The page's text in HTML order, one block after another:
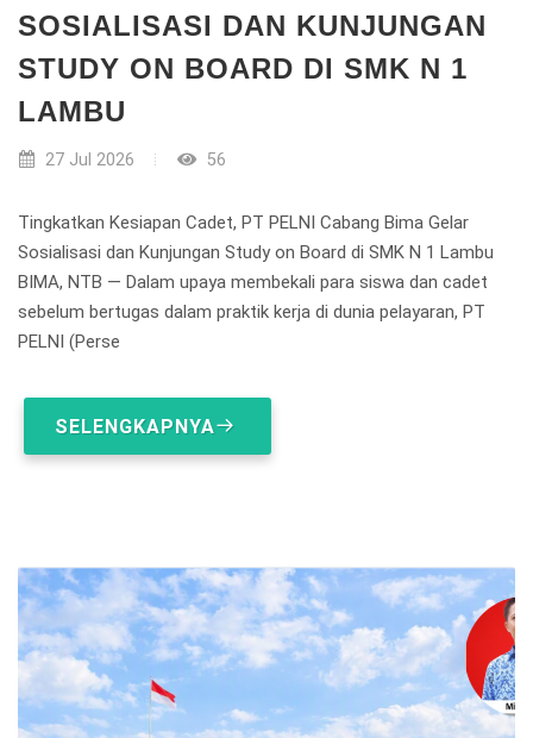
SOSIALISASI DAN KUNJUNGAN
STUDY ON BOARD DI SMK N 1
LAMBU
27 Jul 2026 56
Tingkatkan Kesiapan Cadet, PT PELNI Cabang Bima Gelar
Sosialisasi dan Kunjungan Study on Board di SMK N 1 Lambu
BIMA, NTB — Dalam upaya membekali para siswa dan cadet
sebelum bertugas dalam praktik kerja di dunia pelayaran, PT
PELNI (Perse
SELENGKAPNYA